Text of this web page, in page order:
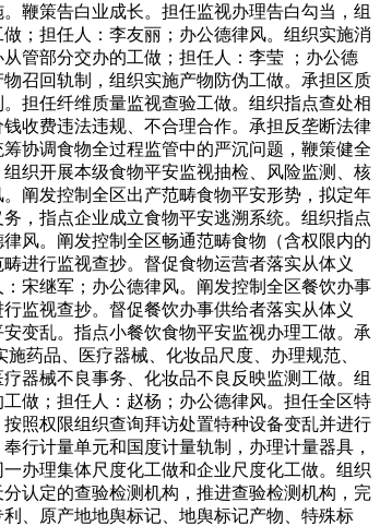
鞭策告白业成长。担任监视办理告白勾当，组
；担任人：李友丽；办公德律风。组织实施消
管部分交办的工做；担任人：李莹 ；办公德
召回轨制，组织实施产物防伪工做。承担区质
担任纤维质量监视查验工做。组织指点查处相
收费违法违规、不合理合作。承担反垄断法律
协调食物全过程监管中的严沉问题，鞭策健全
织开展本级食物平安监视抽检、风险监测、核
阐发控制全区出产范畴食物平安形势，拟定年
，指点企业成立食物平安逃溯系统。组织指点
风。阐发控制全区畅通范畴食物（含权限内的
进行监视查抄。督促食物运营者落实从体义
宋继军；办公德律风。阐发控制全区餐饮办事
监视查抄。督促餐饮办事供给者落实从体义
变乱。指点小餐饮食物平安监视办理工做。承
药品、医疗器械、化妆品尺度、办理规范、
器械不良事务、化妆品不良反映监测工做。组
做；担任人：赵杨；办公德律风。担任全区特
照权限组织查询拜访处置特种设备变乱并进行
行计量单元和国度计量轨制，办理计量器具，
办理集体尺度化工做和企业尺度化工做。组织
认定的查验检测机构，推进查验检测机构，完
、原产地地舆标记、地舆标记产物、特殊标